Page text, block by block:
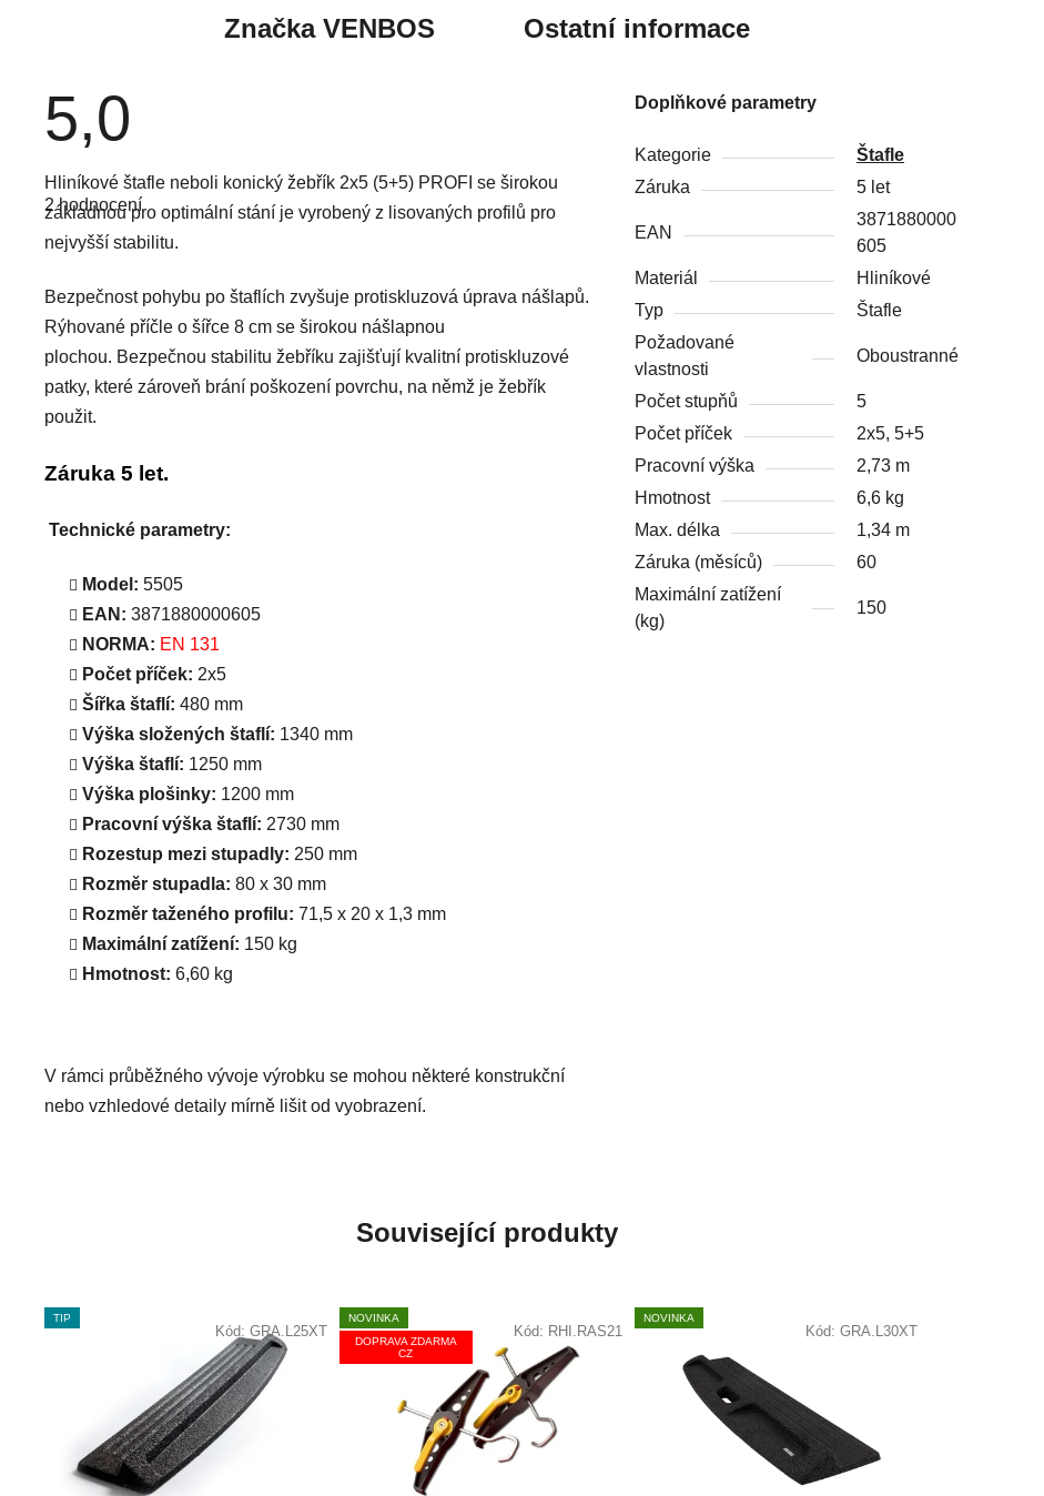
ZnačkaVENBOS Ostatní informace
5,0
Průměrné
hodnocení
produktu
5,0
hvězdiček.
2 hodnocení
Hliníkové štafle neboli konický žebřík 2x5 (5+5) PROFI se širokou
základnou pro optimální stání je vyrobený z lisovaných profilů pro
nejvyšší stabilitu.
Bezpečnost pohybu po štaflích zvyšuje protiskluzová úprava nášlapů.
Rýhované příčle o šířce 8 cm se širokou nášlapnou
plochou. Bezpečnou stabilitu žebříku zajišťují kvalitní protiskluzové
patky, které zároveň brání poškození povrchu, na němž je žebřík
použit.
Záruka 5 let.
Technické parametry:
Model: 5505
EAN: 3871880000605
NORMA: EN 131
Počet příček: 2x5
Šířka štaflí: 480 mm
Výška složených štaflí: 1340 mm
Výška štaflí: 1250 mm
Výška plošinky: 1200 mm
Pracovní výška štaflí: 2730 mm
Rozestup mezi stupadly: 250 mm
Rozměr stupadla: 80 x 30 mm
Rozměr taženého profilu: 71,5 x 20 x 1,3 mm
Maximální zatížení: 150 kg
Hmotnost: 6,60 kg
V rámci průběžného vývoje výrobku se mohou některé konstrukční
nebo vzhledové detaily mírně lišit od vyobrazení.
Doplňkové parametry
Kategorie
Štafle
Záruka
5 let
EAN
3871880000
605
Materiál
Hliníkové
Typ
Štafle
Požadované
vlastnosti
Oboustranné
Počet stupňů
5
Počet příček
2x5, 5+5
Pracovní výška
2,73 m
Hmotnost
6,6 kg
Max. délka
1,34 m
Záruka (měsíců)
60
Maximální zatížení
(kg)
150
Související produkty
TIP
Kód: GRA.L25XT
NOVINKA
DOPRAVA ZDARMA
CZ
Kód: RHI.RAS21
NOVINKA
Kód: GRA.L30XT